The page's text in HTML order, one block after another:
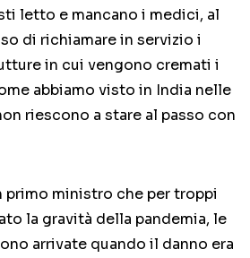
letto e mancano i medici, al
di richiamare in servizio i
in cui vengono cremati i
abbiamo visto in India nelle
riescono a stare al passo con
primo ministro che per troppi
la gravità della pandemia, le
arrivate quando il danno era